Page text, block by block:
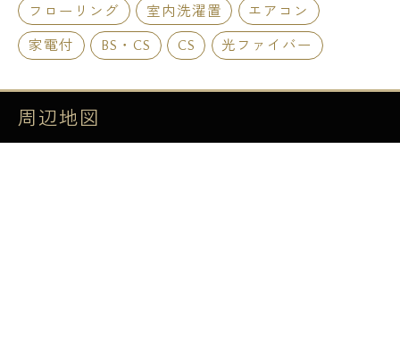
フローリング 室内洗濯置
エアコン
家電付
BS・CS CS 光ファイバー
周辺地図